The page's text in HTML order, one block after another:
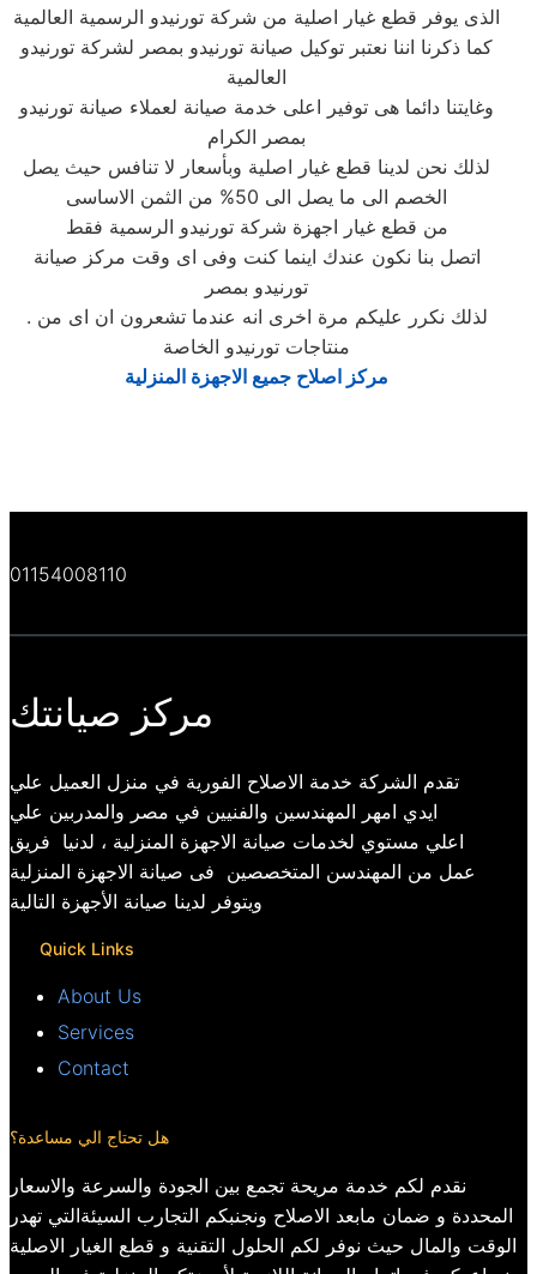
الذى يوفر قطع غيار اصلية من شركة تورنيدو الرسمية العالمية
كما ذكرنا اننا نعتبر توكيل صيانة تورنيدو بمصر لشركة تورنيدو
العالمية
وغايتنا دائما هى توفير اعلى خدمة صيانة لعملاء صيانة تورنيدو
بمصر الكرام
لذلك نحن لدينا قطع غيار اصلية وبأسعار لا تنافس حيث يصل
الخصم الى ما يصل الى 50% من الثمن الاساسى
من قطع غيار اجهزة شركة تورنيدو الرسمية فقط
اتصل بنا نكون عندك اينما كنت وفى اى وقت مركز صيانة
تورنيدو بمصر
. لذلك نكرر عليكم مرة اخرى انه عندما تشعرون ان اى من
منتاجات تورنيدو الخاصة
مركز اصلاح جميع الاجهزة المنزلية
01154008110
مركز صيانتك
تقدم الشركة خدمة الاصلاح الفورية في منزل العميل علي
ايدي امهر المهندسين والفنيين في مصر والمدربين علي
اعلي مستوي لخدمات صيانة الاجهزة المنزلية ، لدنيا فريق
عمل من المهندسن المتخصصين فى صيانة الاجهزة المنزلية
ويتوفر لدينا صيانة الأجهزة التالية
Quick Links
About Us
Services
Contact
هل تحتاج الي مساعدة؟
نقدم لكم خدمة مريحة تجمع بين الجودة والسرعة والاسعار
المحددة و ضمان مابعد الاصلاح ونجنبكم التجارب السيئةالتي تهدر
الوقت والمال حيث نوفر لكم الحلول التقنية و قطع الغيار الاصلية